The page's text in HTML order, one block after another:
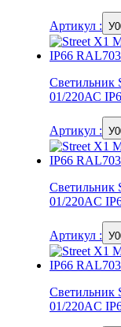
Артикул :
Светильник
01/220АС
Артикул :
Светильник
01/220AC
Артикул :
Светильник
01/220AC